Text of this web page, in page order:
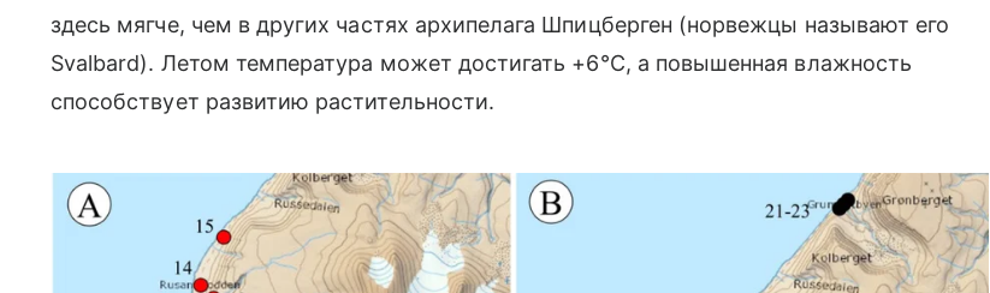
здесь мягче, чем в других частях архипелага Шпицберген (норвежцы называют его
Svalbard). Летом температура может достигать +6°C, а повышенная влажность
способствует развитию растительности.